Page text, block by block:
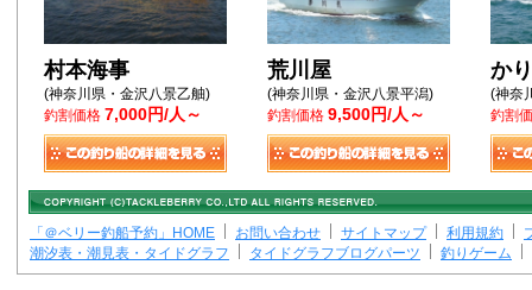
村本海事
(神奈川県・金沢八景乙舳)
釣割価格 7,000円/人～
荒川屋
(神奈川県・金沢八景平潟)
釣割価格 9,500円/人～
か
(神奈
釣割
「＠ベリー釣船予約」HOME お問い合わせ サイトマップ 利用規約
潮汐表・潮見表・タイドグラフ
タイドグラフブログパーツ 釣りゲーム